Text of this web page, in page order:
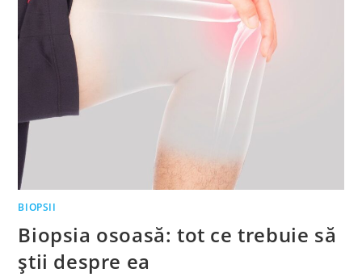
BIOPSII
Biopsia osoasă: tot ce trebuie să
știi despre ea